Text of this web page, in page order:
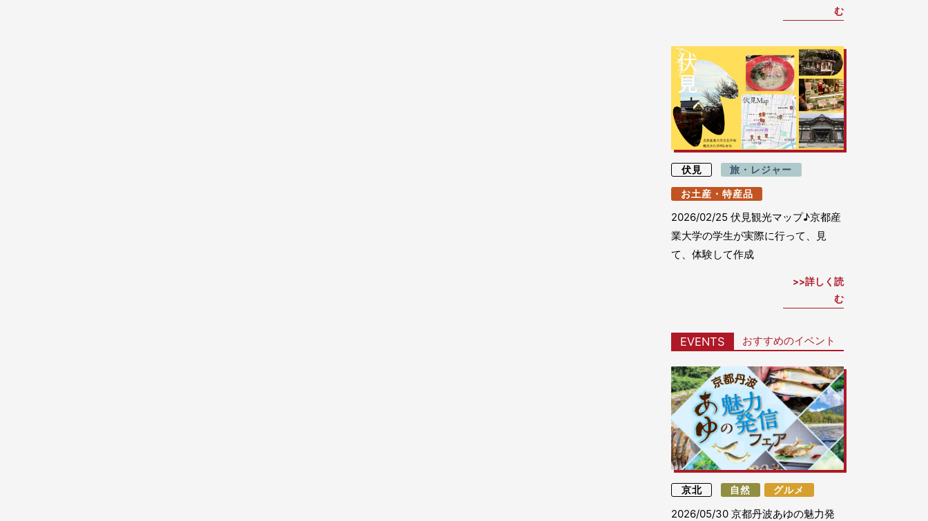
む
伏見 旅・レジャー
お土産・特産品
2026/02/25 伏見観光マップ♪京都産
業大学の学生が実際に行って、見
て、体験して作成
詳しく読
む
EVENTS おすすめのイベント
京北 自然 グルメ
2026/05/30 京都丹波あゆの魅力発